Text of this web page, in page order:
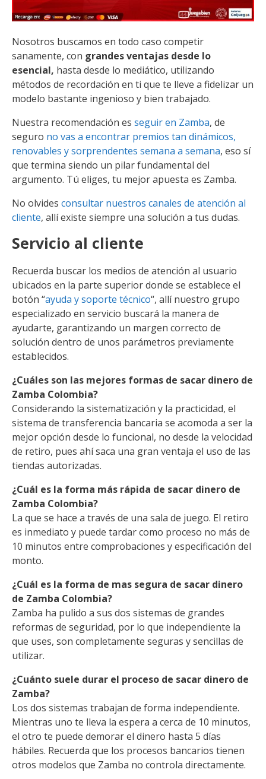
Nosotros buscamos en todo caso competir
sanamente, con grandes ventajas desde lo
esencial, hasta desde lo mediático, utilizando
métodos de recordación en ti que te lleve a fidelizar un
modelo bastante ingenioso y bien trabajado.
Nuestra recomendación es seguir en Zamba, de
seguro no vas a encontrar premios tan dinámicos,
renovables y sorprendentes semana a semana, eso sí
que termina siendo un pilar fundamental del
argumento. Tú eliges, tu mejor apuesta es Zamba.
No olvides consultar nuestros canales de atención al
cliente, allí existe siempre una solución a tus dudas.
Servicio al cliente
Recuerda buscar los medios de atención al usuario
ubicados en la parte superior donde se establece el
botón “ayuda y soporte técnico“, allí nuestro grupo
especializado en servicio buscará la manera de
ayudarte, garantizando un margen correcto de
solución dentro de unos parámetros previamente
establecidos.
¿Cuáles son las mejores formas de sacar dinero de
Zamba Colombia?
Considerando la sistematización y la practicidad, el
sistema de transferencia bancaria se acomoda a ser la
mejor opción desde lo funcional, no desde la velocidad
de retiro, pues ahí saca una gran ventaja el uso de las
tiendas autorizadas.
¿Cuál es la forma más rápida de sacar dinero de
Zamba Colombia?
La que se hace a través de una sala de juego. El retiro
es inmediato y puede tardar como proceso no más de
10 minutos entre comprobaciones y especificación del
monto.
¿Cuál es la forma de mas segura de sacar dinero
de Zamba Colombia?
Zamba ha pulido a sus dos sistemas de grandes
reformas de seguridad, por lo que independiente la
que uses, son completamente seguras y sencillas de
utilizar.
¿Cuánto suele durar el proceso de sacar dinero de
Zamba?
Los dos sistemas trabajan de forma independiente.
Mientras uno te lleva la espera a cerca de 10 minutos,
el otro te puede demorar el dinero hasta 5 días
hábiles. Recuerda que los procesos bancarios tienen
otros modelos que Zamba no controla directamente.